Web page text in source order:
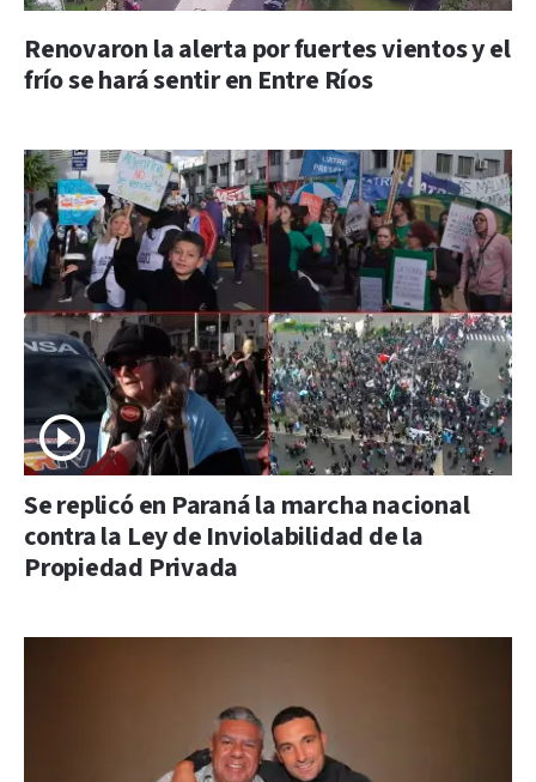
Renovaron la alerta por fuertes vientos y el
frío se hará sentir en Entre Ríos
Se replicó en Paraná la marcha nacional
contra la Ley de Inviolabilidad de la
Propiedad Privada